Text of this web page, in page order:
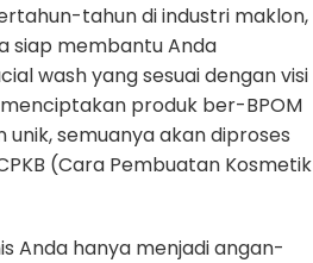
tahun di industri maklon,
siap membantu Anda
wash yang sesuai dengan visi
produk ber-BPOM
unik, semuanya akan diproses
(Cara Pembuatan Kosmetik
Anda hanya menjadi angan-